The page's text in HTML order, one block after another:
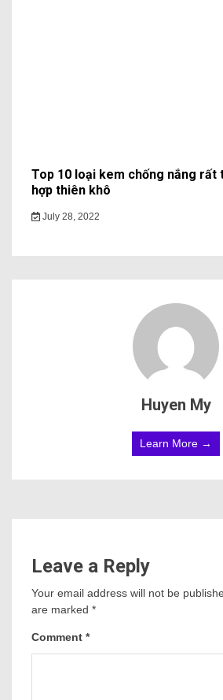
Top 10 loại kem chống nắng rất
hợp thiên khô
July 28, 2022
Huyen My
Learn More →
Leave a Reply
Your email address will not be
are marked *
Comment *